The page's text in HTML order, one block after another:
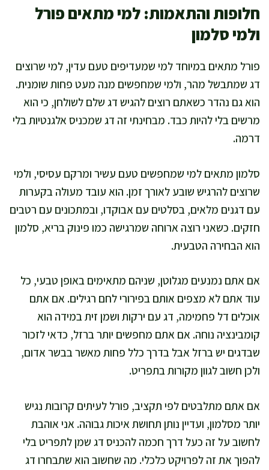
חלופות והתאמות: למי מתאים פורל
ולמי סלמון
פורל מתאים במיוחד למי שמעדיפים טעם עדין, למי שרוצים
דג שמתבשל מהר, ולמי שמחפשים מנה מעט פחות שומנית.
הוא גם נהדר כשאתם רוצים להגיש דג שלם לשולחן, כי הוא
מרשים בלי להיות כבד. מבחינתי זה דג שמכניס אלגנטיות בלי
דרמה.
סלמון מתאים למי שמחפשים טעם עשיר ומרקם עסיסי, ולמי
שרוצים להרגיש שובע לאורך זמן. הוא עובד מעולה בקערות
עם דגנים מלאים, בסלטים עם אבוקדו, ובמתכונים עם רטבים
חזקים. כשאני רוצה ארוחה שמרגישה כמו פינוק בריא, סלמון
הוא הבחירה הטבעית.
אם אתם נמנעים מגלוטן, שניהם מתאימים באופן טבעי, כל
עוד אתם לא מצפים אותם בפירורי לחם רגילים. אם אתם
אוכלים דל פחמימה, דג עם ירקות ושמן זית במידה הוא
קומבינציה נוחה. אם אתם מחפשים יותר ברזל, כדאי לזכור
שבדגים יש ברזל אבל בדרך כלל פחות מאשר בבשר אדום,
ולכן חשוב לגוון מקורות בתפריט.
אם אתם מתלבטים לפי תקציב, פורל לעיתים קרובות נגיש
יותר מסלמון, ועדיין נותן תחושת איכות גבוהה. אני אוהבת
לחשוב על זה כעל דרך חכמה להכניס דג שמן לתפריט בלי
להפוך את זה לפרויקט כלכלי. מה שחשוב הוא שתבחרו דג